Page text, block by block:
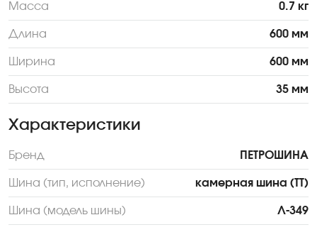
Масса 0.7 кг
Длина 600 мм
Ширина 600 мм
Высота 35 мм
Характеристики
Бренд ПЕТРОШИНА
Шина (тип, исполнение) камерная шина (ТТ)
Шина (модель шины) Л-349